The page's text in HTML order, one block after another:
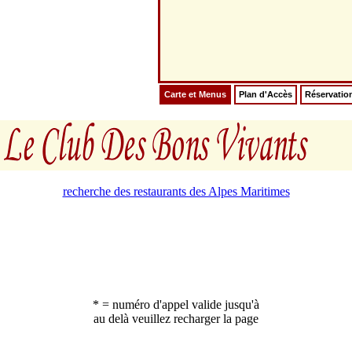
Carte et Menus Plan d'Accès
recherche des restaurants des Alpes Maritimes
* = numéro d'appel valide jusqu'à
au delà veuillez recharger la page